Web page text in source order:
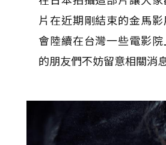
片在近期剛結束的金馬
會陸續在台灣一些電影
的朋友們不妨留意相關消